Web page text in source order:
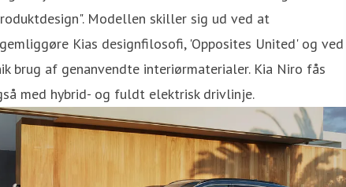
Modellen skiller sig ud ved at
Kias designfilosofi, 'Opposites United' og ved
brug af genanvendte interiørmaterialer. Kia Niro fås
med hybrid- og fuldt elektrisk drivlinje.